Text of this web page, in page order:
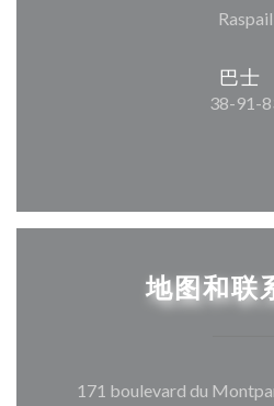
Raspail
巴士
38-91-
地图和联
171 boulevard du